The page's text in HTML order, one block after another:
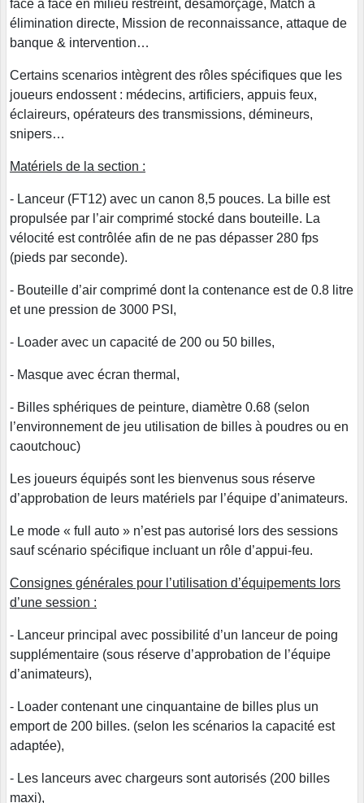
face à face en milieu restreint, désamorçage, Match à
élimination directe, Mission de reconnaissance, attaque de
banque & intervention…
Certains scenarios intègrent des rôles spécifiques que les
joueurs endossent : médecins, artificiers, appuis feux,
éclaireurs, opérateurs des transmissions, démineurs,
snipers…
Matériels de la section :
- Lanceur (FT12) avec un canon 8,5 pouces. La bille est
propulsée par l’air comprimé stocké dans bouteille. La
vélocité est contrôlée afin de ne pas dépasser 280 fps
(pieds par seconde).
- Bouteille d’air comprimé dont la contenance est de 0.8 litre
et une pression de 3000 PSI,
- Loader avec un capacité de 200 ou 50 billes,
- Masque avec écran thermal,
- Billes sphériques de peinture, diamètre 0.68 (selon
l’environnement de jeu utilisation de billes à poudres ou en
caoutchouc)
Les joueurs équipés sont les bienvenus sous réserve
d’approbation de leurs matériels par l’équipe d’animateurs.
Le mode « full auto » n’est pas autorisé lors des sessions
sauf scénario spécifique incluant un rôle d’appui-feu.
Consignes générales pour l’utilisation d’équipements lors
d’une session :
- Lanceur principal avec possibilité d’un lanceur de poing
supplémentaire (sous réserve d’approbation de l’équipe
d’animateurs),
- Loader contenant une cinquantaine de billes plus un
emport de 200 billes. (selon les scénarios la capacité est
adaptée),
- Les lanceurs avec chargeurs sont autorisés (200 billes
maxi),